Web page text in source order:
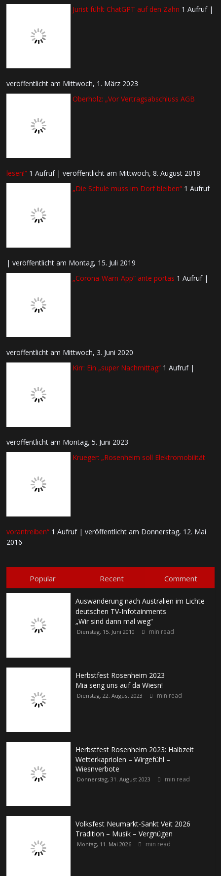
Jurist fühlt ChatGPT auf den Zahn 1 Aufruf|
veröffentlicht am Mittwoch, 1. März 2023
Oberholz: „Vor Vertragsabschluss AGB
lesen!“ 1 Aufruf|veröffentlicht am Mittwoch, 8. August 2018
„Die Schule muss im Dorf bleiben“ 1 Aufruf
|veröffentlicht am Montag, 15. Juli 2019
„Corona-Warn-App“ ante portas 1 Aufruf|
veröffentlicht am Mittwoch, 3. Juni 2020
Kirr: Ein „super Nachmittag“ 1 Aufruf|
veröffentlicht am Montag, 5. Juni 2023
Krueger: „Rosenheim soll Elektromobilität
vorantreiben“ 1 Aufruf|veröffentlicht am Donnerstag, 12. Mai
2016
Popular Recent Comment
Auswanderung nach Australien im Lichte
deutschen TV-Infotainments
„Wir sind dann mal weg“
Dienstag, 15. Juni 2010 min read
Herbstfest Rosenheim 2023
Mia seng uns auf da Wiesn!
Dienstag, 22. August 2023 min read
Herbstfest Rosenheim 2023: Halbzeit
Wetterkapriolen – Wirgefühl –
Wiesnverbote
Donnerstag, 31. August 2023 min read
Volksfest Neumarkt-Sankt Veit 2026
Tradition – Musik – Vergnügen
Montag, 11. Mai 2026 min read